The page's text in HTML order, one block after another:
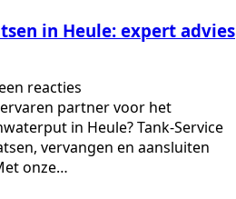
in Heule: expert advies
reacties
partner voor het
in Heule? Tank-Service
vervangen en aansluiten
onze…